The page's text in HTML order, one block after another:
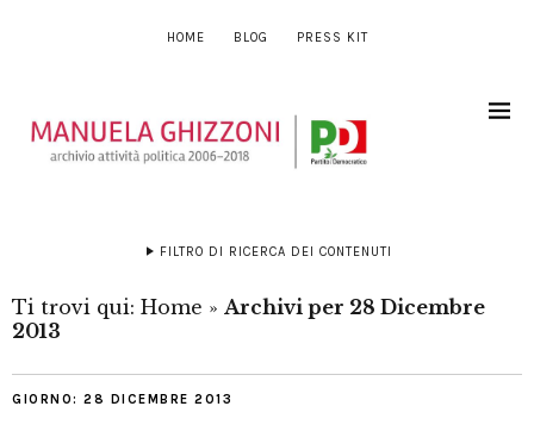
HOME BLOG PRESS KIT
FILTRO DI RICERCA DEI CONTENUTI
Ti trovi qui: Home » Archivi per 28 Dicembre
2013
GIORNO: 28 DICEMBRE 2013